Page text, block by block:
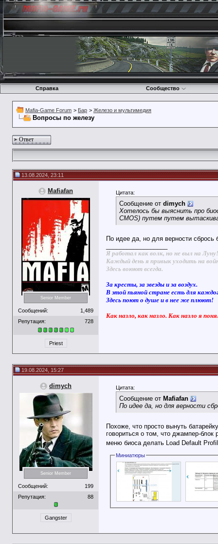
Справка Сообщество
Mafia-Game Forum > Бар > Железо и мультимедия
Вопросы по железу
Ответ
13.08.2024, 23:11
Mafiafan
Senior Member
Сообщений:
1,489
Репутация:
728
Priest
Цитата:
Сообщение от dimych
Хотелось бы выяснить про
CMOS) путем путем
По идее да, но для верности сбрось
Я работал как волк, но не выл на Луну!
Каждый день я привык уходить на
Здесь воюют всегда.
За кресты, за звезды и за воздух.
В этой пьяной стране есть для
Здесь поют о душе и в нее же плюют!
Как назло, как назло. Как назло я
19.08.2024, 15:27
dimych
Senior Member
Сообщений:
199
Репутация:
88
Gangster
Цитата:
Сообщение от Mafiafan
По идее да, но для верности
Похоже, что просто вынуть
говориться о том, что джампер-
меню биоса делать Load Default
Миниатюры